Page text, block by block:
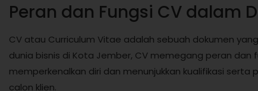
Peran dan Fungsi CV dalam
CV atau Curriculum Vitae adalah sebuah dokumen
dunia bisnis di Kota Jember, CV memegang peran
memperkenalkan diri dan menunjukkan kualifikasi
calon klien.